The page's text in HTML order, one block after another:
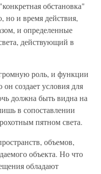
обстановка"
но и время действия,
и определенные
действующий в
роль, и функции
создает условия для
должна быть видна на
в сопоставлении
пятном света.
объемов,
объекта. Но что
обладают